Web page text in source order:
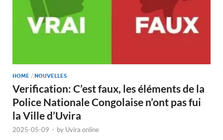
HOME / NOUVELLES
Verification: C’est faux, les éléments de la
Police Nationale Congolaise n’ont pas fui
la Ville d’Uvira
2025-05-09 - by Uvira online